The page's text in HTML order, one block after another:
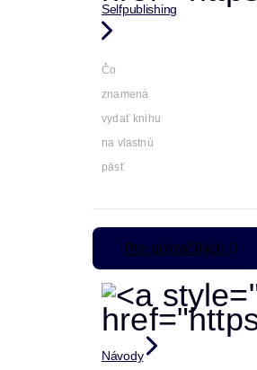
Selfpublishing
Čo
znamená
vydať knihu
na vlastnú
päsť
Pre pokročilých
Návody